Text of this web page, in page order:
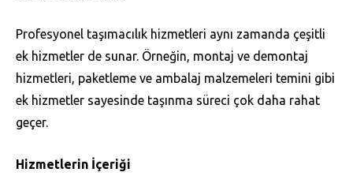
Profesyonel taşımacılık hizmetleri aynı zamanda çeşitli
ek hizmetler de sunar. Örneğin, montaj ve demontaj
hizmetleri, paketleme ve ambalaj malzemeleri temini gibi
ek hizmetler sayesinde taşınma süreci çok daha rahat
geçer.
Hizmetlerin İçeriği